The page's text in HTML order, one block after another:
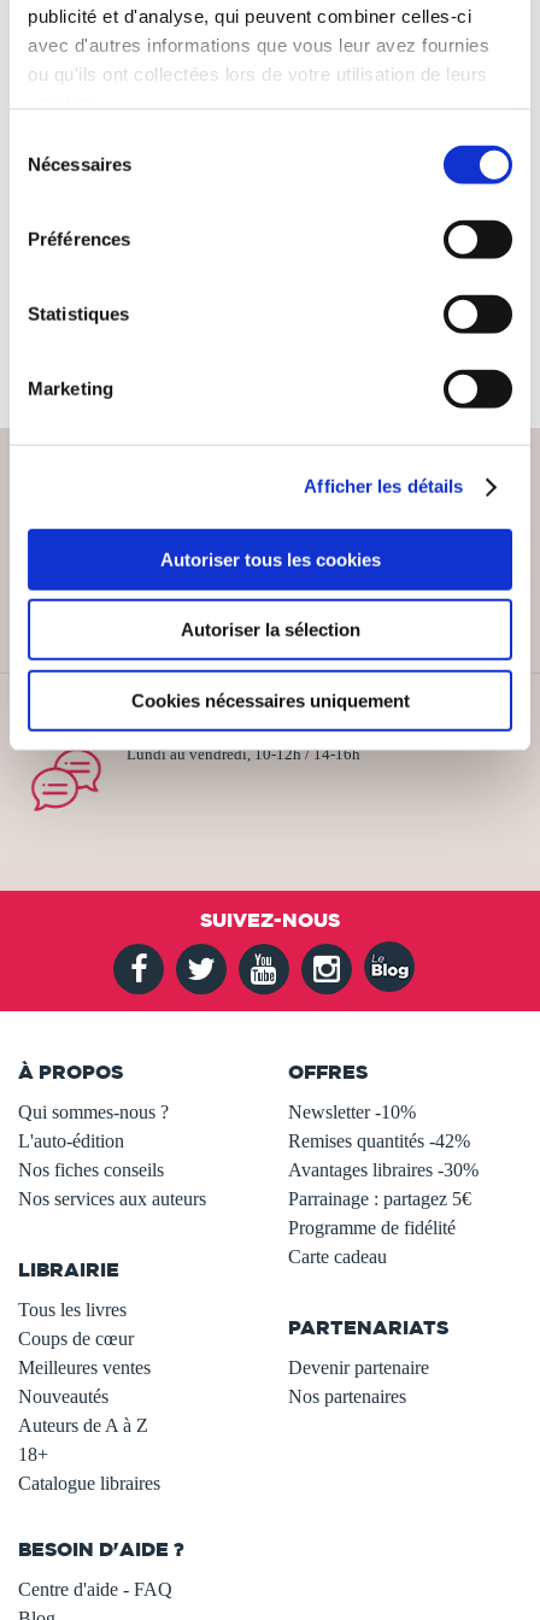
publicité et d'analyse, qui peuvent combiner celles-ci
avec d'autres informations que vous leur avez fournies
ou qu'ils ont collectées lors de votre utilisation de leurs
Nécessaires
Préférences
Statistiques
Marketing
Afficher les détails
Autoriser tous les cookies
Autoriser la sélection
Cookies nécessaires uniquement
(0 avis)
16€50
Remises quantités jusqu'à -42%
Lundi au vendredi, 10-12h / 14-16h
SUIVEZ-NOUS
À PROPOS
Qui sommes-nous ?
L'auto-édition
Nos fiches conseils
Nos services aux auteurs
LIBRAIRIE
Tous les livres
Coups de cœur
Meilleures ventes
Nouveautés
Auteurs de A à Z
18+
Catalogue libraires
OFFRES
Newsletter -10%
Remises quantités -42%
Avantages libraires -30%
Parrainage : partagez 5€
Programme de fidélité
Carte cadeau
PARTENARIATS
Devenir partenaire
Nos partenaires
BESOIN D'AIDE ?
Centre d'aide - FAQ